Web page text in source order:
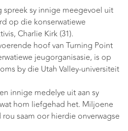
sy innige meegevoel uit
op die konserwatiewe
Charlie Kirk (31).
hoof van Turning Point
jeugorganisasie, is op
by die Utah Valley-universiteit
innige medelye uit aan sy
hom liefgehad het. Miljoene
saam oor hierdie onverwagse